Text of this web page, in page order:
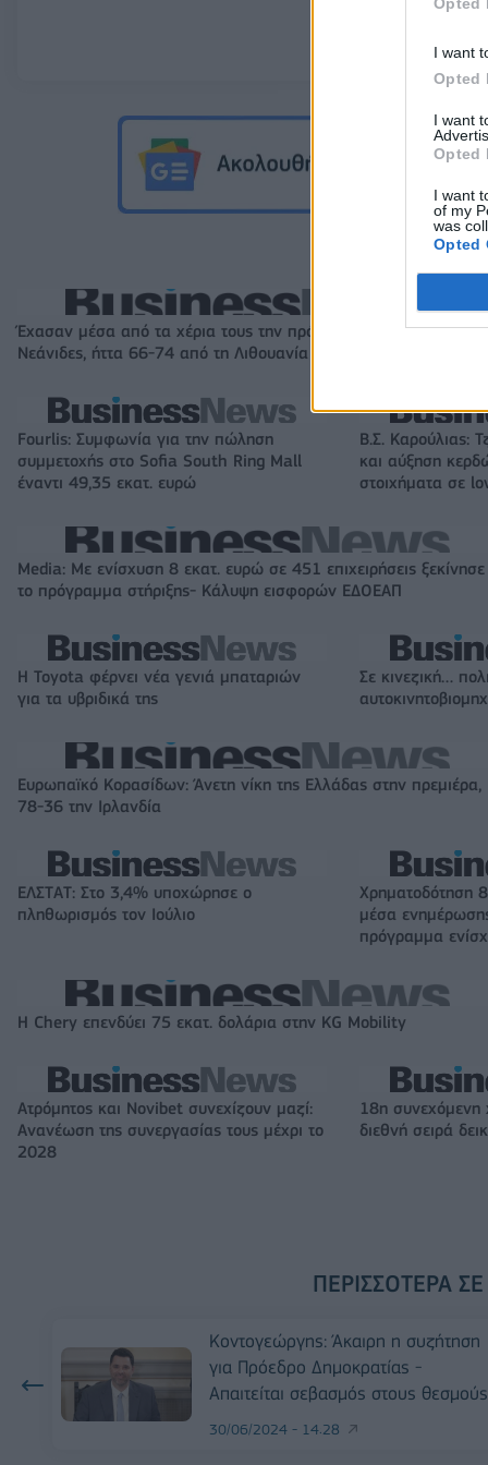
I want
Opted
I want
Opted
I want
of my
was
Opted
Έχασαν μέσα από τα χέρια τους την πρόκριση στους «4» οι
Νεάνιδες, ήττα 66-74 από τη Λιθουανία στην παράταση
Fourlis: Συμφωνία για την πώληση
συμμετοχής στο Sofia South Ring Mall
έναντι 49,35 εκατ. ευρώ
Β.Σ. Καρούλιας:
και αύξηση
στοιχήματα σε
Media: Με ενίσχυση 8 εκατ. ευρώ σε 451 επιχειρήσεις ξεκίνησε
το πρόγραμμα στήριξης- Κάλυψη εισφορών ΕΔΟΕΑΠ
Η Toyota φέρνει νέα γενιά μπαταριών
για τα υβριδικά της
Σε κινεζική…
Ευρωπαϊκό Κορασίδων: Άνετη νίκη της Ελλάδας στην πρεμιέρα,
78-36 την Ιρλανδία
ΕΛΣΤΑΤ: Στο 3,4% υποχώρησε ο
πληθωρισμός τον Ιούλιο
Χρηματοδότηση
μέσα
πρόγραμμα
Η Chery επενδύει 75 εκατ. δολάρια στην KG Mobility
Ατρόμητος και Novibet συνεχίζουν μαζί:
Ανανέωση της συνεργασίας τους μέχρι το
2028
18η συνεχόμενη
διεθνή σειρά
ΠΕΡΙΣΣΌΤΕΡΑ
Κοντογεώργης: Άκαιρη η συζήτηση
για Πρόεδρο Δημοκρατίας -
Απαιτείται σεβασμός στους θεσμούς
30/06/2024 - 14:28